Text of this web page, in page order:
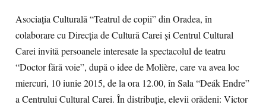
Asociația Culturală “Teatrul de copii” din Oradea, în
colaborare cu Direcția de Cultură Carei și Centrul Cultural
Carei invită persoanele interesate la spectacolul de teatru
“Doctor fără voie”, după o idee de Molière, care va avea loc
miercuri, 10 iunie 2015, de la ora 12.00, în Sala “Deák Endre”
a Centrului Cultural Carei. În distribuție, elevii orădeni: Victor